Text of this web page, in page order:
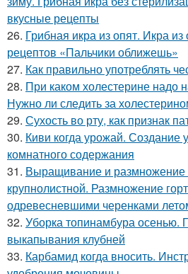
вкусные рецепты
26. Грибная икра из опят. Икра
рецептов «Пальчики оближешь»
27. Как правильно употреблять
28. При каком холестерине надо
Нужно ли следить за
29. Сухость во рту, как признак
30. Киви когда урожай. Создание
комнатного содержания
31. Выращивание и размножение
крупнолистной. Размножение
одревесневшими черенками
32. Уборка топинамбура осенью.
выкапывания клубней
33. Карбамид когда вносить.